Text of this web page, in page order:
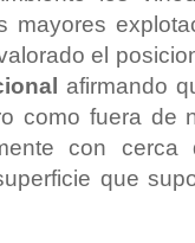
mayores
el
afirmando
como fuera de
con
que